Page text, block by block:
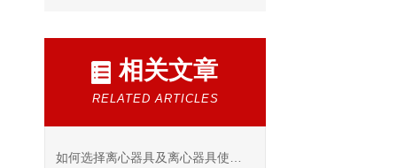
相关文章
RELATED ARTICLES